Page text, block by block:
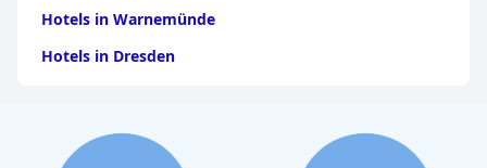
Hotels in Warnemünde
Hotels in Dresden
Hotels in Stuttgart